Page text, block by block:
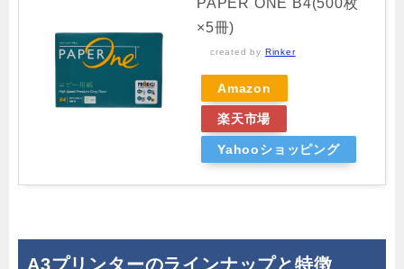
PAPER ONE B4(500枚
×5冊)
created by Rinker
Amazon
楽天市場
Yahooショッピング
A3プリンターのラインナップと特徴